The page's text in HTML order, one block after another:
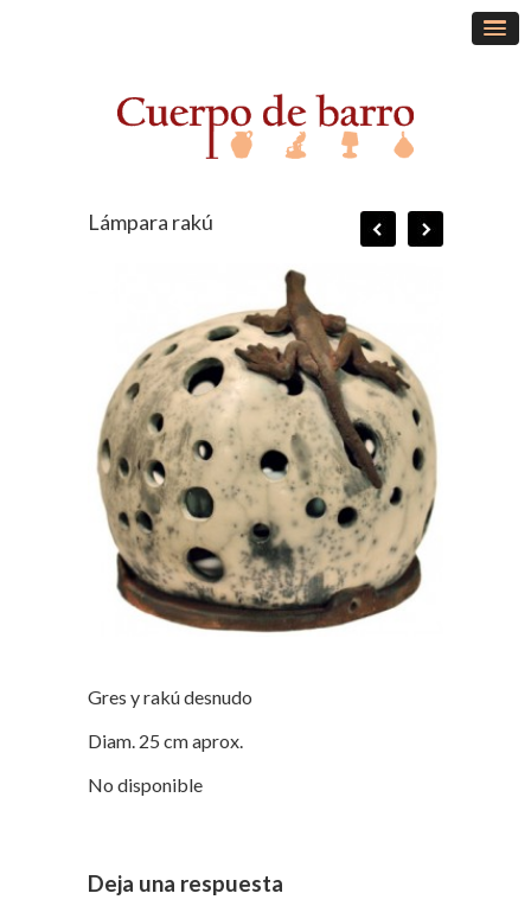
Lámpara rakú
Gres y rakú desnudo
Diam. 25 cm aprox.
No disponible
Deja una respuesta